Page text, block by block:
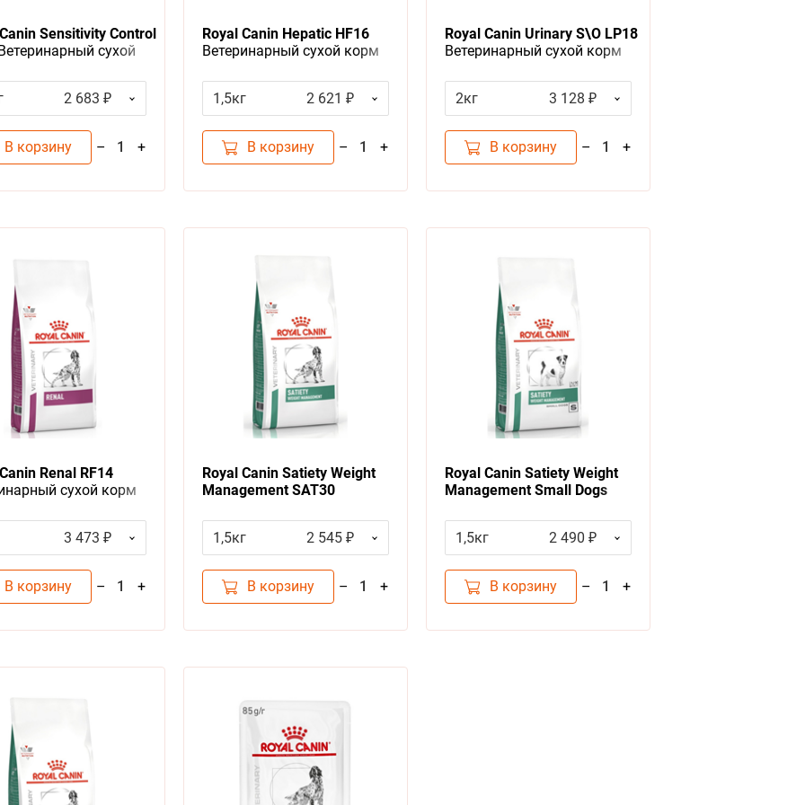
Sensitivity Control
сухой
Контрол для
с Пищевой аллергией
2 683 ₽
В корзину – 1 +
Royal Canin Hepatic HF16
Ветеринарный сухой корм
собак Заболевание печени
Пироплазмоз
1,5кг 2 621 ₽
В корзину – 1 +
Royal Canin Urinary S\O LP18
Ветеринарный сухой корм
собак Мочекаменная
болезнь (струвиты,
оксалаты)
2кг 3 128 ₽
В корзину – 1 +
Renal RF14
сухой корм
почек
почечная
3 473 ₽
В корзину – 1 +
Royal Canin Satiety Weight
Management SAT30
Роял Канин для собак
Сетаети Вейт Менеджмент
Контроль избыточного веса
1,5кг 2 545 ₽
В корзину – 1 +
Royal Canin Satiety Weight
Management Small Dogs
Роял Канин Сетаети Смол
Догз для собак Мелких
пород Контроль
избыточного веса
1,5кг 2 490 ₽
В корзину – 1 +